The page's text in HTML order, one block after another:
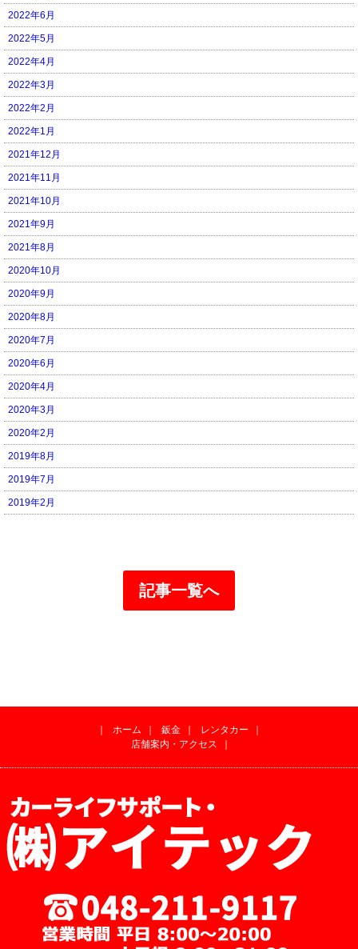
2022年6月
2022年5月
2022年4月
2022年3月
2022年2月
2022年1月
2021年12月
2021年11月
2021年10月
2021年9月
2021年8月
2020年10月
2020年9月
2020年8月
2020年7月
2020年6月
2020年4月
2020年3月
2020年2月
2019年8月
2019年7月
2019年2月
記事一覧へ
｜ ホーム ｜ 鈑金 ｜ レンタカー
｜
店舗案内・アクセス
｜